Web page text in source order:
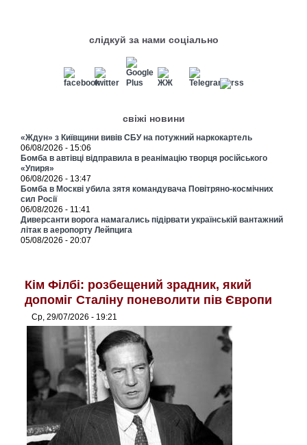
слідкуй за нами соціально
свіжі новини
«Ждун» з Київщини вивів СБУ на потужний наркокартель
06/08/2026 - 15:06
Бомба в автівці відправила в реанімацію творця російського
«Упиря»
06/08/2026 - 13:47
Бомба в Москві убила зятя командувача Повітряно-космічних
сил Росії
06/08/2026 - 11:41
Диверсанти ворога намагались підірвати українській вантажний
літак в аеропорту Лейпцига
05/08/2026 - 20:07
Кім Філбі: розбещений зрадник, який
допоміг Сталіну поневолити пів Європи
Ср, 29/07/2026 - 19:21